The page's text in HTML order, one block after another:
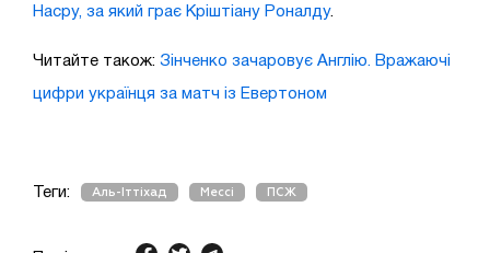
Насру, за який грає Кріштіану Роналду.
Читайте також: Зінченко зачаровує Англію. Вражаючі
цифри українця за матч із Евертоном
Теги: Аль-Іттіхад Мессі ПСЖ